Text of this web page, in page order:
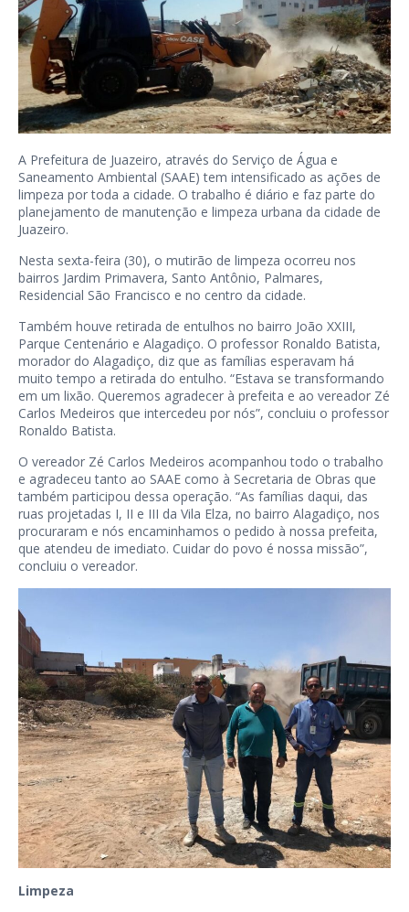
A Prefeitura de Juazeiro, através do Serviço de Água e
Saneamento Ambiental (SAAE) tem intensificado as ações de
limpeza por toda a cidade. O trabalho é diário e faz parte do
planejamento de manutenção e limpeza urbana da cidade de
Juazeiro.
Nesta sexta-feira (30), o mutirão de limpeza ocorreu nos
bairros Jardim Primavera, Santo Antônio, Palmares,
Residencial São Francisco e no centro da cidade.
Também houve retirada de entulhos no bairro João XXIII,
Parque Centenário e Alagadiço. O professor Ronaldo Batista,
morador do Alagadiço, diz que as famílias esperavam há
muito tempo a retirada do entulho. “Estava se transformando
em um lixão. Queremos agradecer à prefeita e ao vereador Zé
Carlos Medeiros que intercedeu por nós”, concluiu o professor
Ronaldo Batista.
O vereador Zé Carlos Medeiros acompanhou todo o trabalho
e agradeceu tanto ao SAAE como à Secretaria de Obras que
também participou dessa operação. “As famílias daqui, das
ruas projetadas I, II e III da Vila Elza, no bairro Alagadiço, nos
procuraram e nós encaminhamos o pedido à nossa prefeita,
que atendeu de imediato. Cuidar do povo é nossa missão”,
concluiu o vereador.
Limpeza